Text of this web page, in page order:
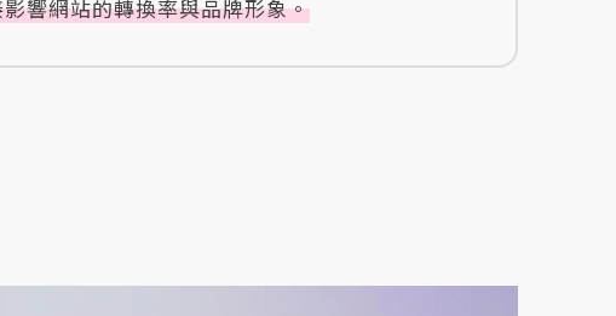
響網站的轉換率與品牌形象。